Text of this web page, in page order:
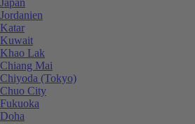
Jordanien
Katar
Kuwait
Khao Lak
Chiang Mai
Chiyoda (Tokyo)
Chuo City
Fukuoka
Doha